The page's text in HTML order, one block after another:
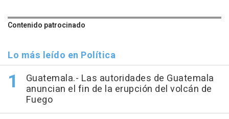
Contenido patrocinado
Lo más leído en Política
Guatemala.- Las autoridades de Guatemala
anuncian el fin de la erupción del volcán de
Fuego